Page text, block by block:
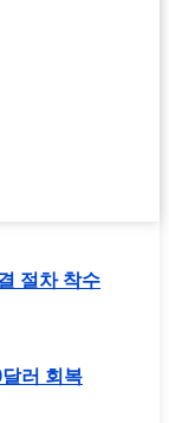
절차 착수
러 회복